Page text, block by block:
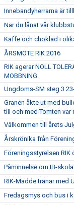
Innebandyherrarna är
När du lånat vår
Kaffe och choklad i
ÅRSMÖTE RIK 2016
RIK agerar NOLL
MOBBNING
Ungdoms-SM steg 3
Granen åkte ut med
till och med Tomten var
Välkommen till årets
Årskrönika från
Föreningsstyrelsen RIK
Påminnelse om IB-
RIK-Madde tränar med
Fredagsmys och bus i